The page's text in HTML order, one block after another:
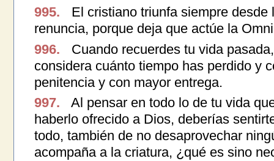
995.
El cristiano triunfa siempre desde
renuncia, porque deja que actúe la
996.
Cuando recuerdes tu vida
considera cuánto tiempo has perdido y
penitencia y con mayor entrega.
997.
Al pensar en todo lo de tu vida
haberlo ofrecido a Dios, deberías
todo, también de no desaprovechar
acompaña a la criatura, ¿qué es sino